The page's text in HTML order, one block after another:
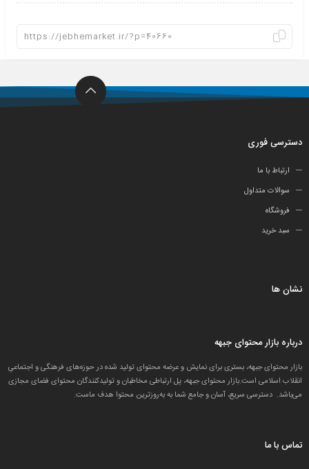
دسترسی فوری
ارتباط با ما
سوالات متداول
فروشگاه
سبد خرید
نشان ها
درباره بازار محتوای جبهه
بازار محتوای جبهه، بستری برای نمایش و عرضه محتوای تولید شده در حوزه‌های فرهنگی و اجتماعیِ
انقلاب اسلامی است.بازار محتوای جبهه، پل ارتباطی مخاطبان و تولید‌کنندگان محتوای فضای مجازی
می‌باشد. دسترسی سریع، آسان و جامع شما به به‌روزترین محتوا هدف ماست.
تماس با ما